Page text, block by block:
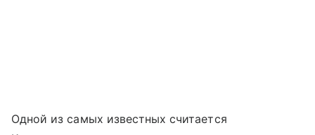
Одной из самых известных считается